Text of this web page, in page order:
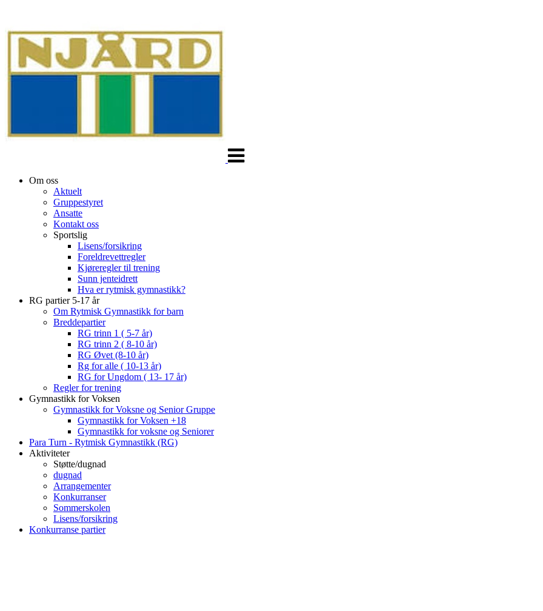
Om oss
Aktuelt
Gruppestyret
Ansatte
Kontakt oss
Sportslig
Lisens/forsikring
Foreldrevettregler
Kjøreregler til trening
Sunn jenteidrett
Hva er rytmisk gymnastikk?
RG partier 5-17 år
Om Rytmisk Gymnastikk for barn
Breddepartier
RG trinn 1 ( 5-7 år)
RG trinn 2 ( 8-10 år)
RG Øvet (8-10 år)
Rg for alle ( 10-13 år)
RG for Ungdom ( 13- 17 år)
Regler for trening
Gymnastikk for Voksen
Gymnastikk for Voksne og Senior Gruppe
Gymnastikk for Voksen +18
Gymnastikk for voksne og Seniorer
Para Turn - Rytmisk Gymnastikk (RG)
Aktiviteter
Støtte/dugnad
dugnad
Arrangementer
Konkurranser
Sommerskolen
Lisens/forsikring
Konkurranse partier